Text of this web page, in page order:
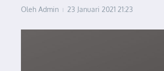
Oleh Admin 23 Januari 2021 21:23